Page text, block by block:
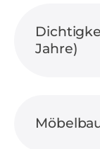
Jahre)